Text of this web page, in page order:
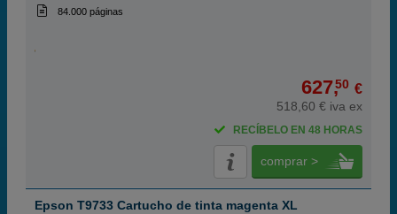
84.000 páginas
627,50 €
518,60 € iva ex
RECÍBELO EN 48 HORAS
comprar >
Epson T9733 Cartucho de tinta magenta XL